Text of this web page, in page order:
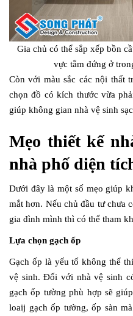
Gia chủ có thể sắp xếp bồn
vực tắm đứng ở
Còn với màu sắc các nội thất
chọn đồ có kích thước vừa
giúp không gian nhà vệ sinh
Mẹo thiết kế
nhà phố diện
Dưới đây là một số mẹo giúp
mắt hơn. Nếu chủ đầu tư chưa
gia đình mình thì có thể tham
Lựa chọn gạch ốp
Gạch ốp là yếu tố không thể
vệ sinh. Đối với nhà vệ sinh
gạch ốp tường phù hợp sẽ
loaij gạch ốp tường, ốp sàn